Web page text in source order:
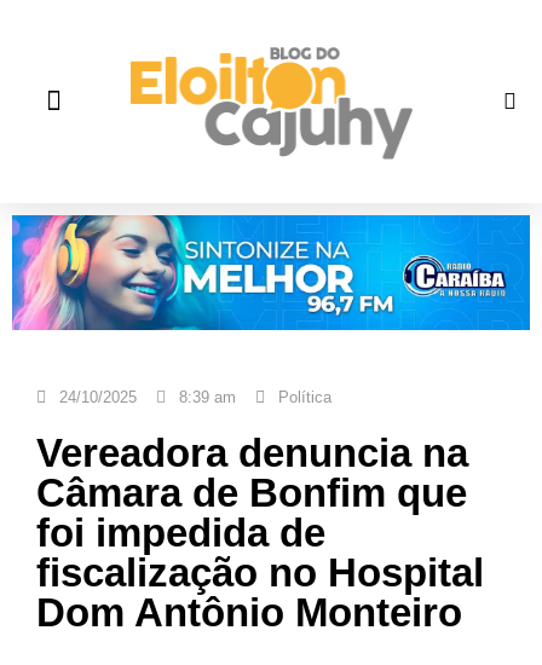
24/10/2025 8:39 am Política
Vereadora denuncia na
Câmara de Bonfim que
foi impedida de
fiscalização no Hospital
Dom Antônio Monteiro